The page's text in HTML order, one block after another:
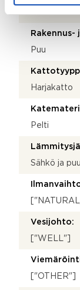
Puu
Harjakatto
Pelti
Sähkö ja puu
Vesijohto:
["WELL"]
["OTHER"]